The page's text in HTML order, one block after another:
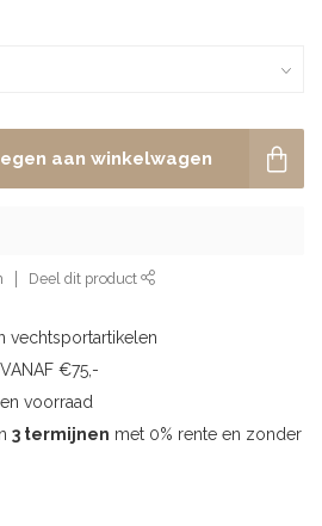
aan winkelwagen
Deel dit product
vechtsportartikelen
VANAF €75,-
voorraad
3 termijnen met 0% rente en zonder